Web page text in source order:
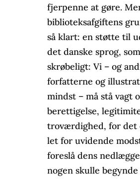
fjerpenne at gøre.
biblioteksafgiftens
så klart: en støtte til
det danske sprog,
skrøbeligt: Vi – og
forfatterne og
mindst – må stå vagt
berettigelse,
troværdighed, for det
let for uvidende
foreslå dens
nogen skulle